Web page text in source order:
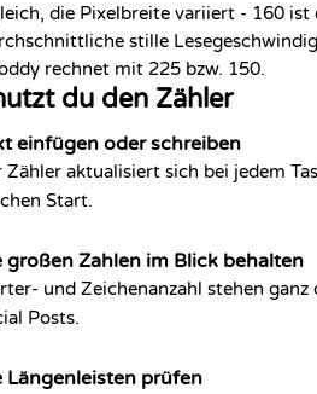
die Pixelbreite variiert - 160 ist
stille
rechnet mit 225 bzw. 150.
du den Zähler
einfügen oder schreiben
Zähler aktualisiert sich bei jedem
Start.
großen Zahlen im Blick behalten
und Zeichenanzahl stehen
Posts.
Längenleisten prüfen